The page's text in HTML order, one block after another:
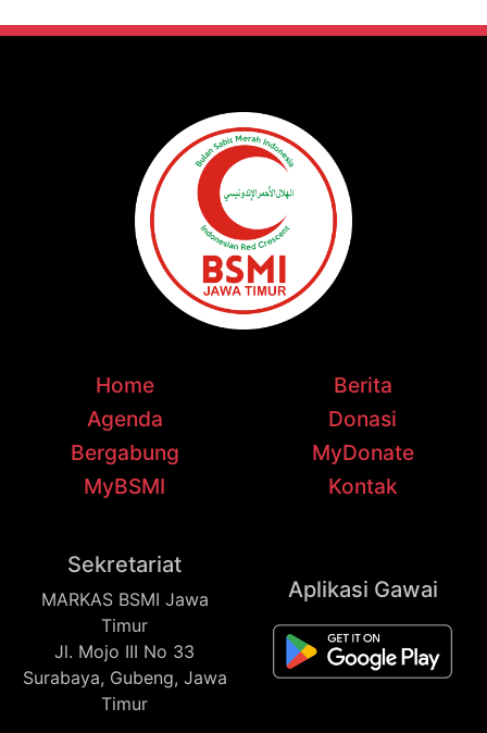
Home
Berita
Agenda
Donasi
Bergabung
MyDonate
MyBSMI
Kontak
Sekretariat
MARKAS BSMI Jawa
Timur
Jl. Mojo III No 33
Surabaya, Gubeng, Jawa
Timur
Aplikasi Gawai